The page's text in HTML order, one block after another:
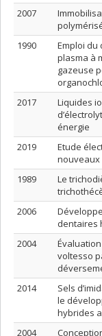
2007
1990
Emploi du
plasma à
gazeuse
2017
Liquides
énergie
2019
Etude
nouveaux
1989
Le
2006
dentaires
2004
voltesso
2014
Sels
le
hybrides
2004